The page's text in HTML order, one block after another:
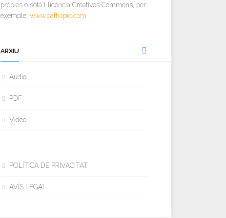
pròpies o sota Llicència Creatives Commons, per
exemple: www.cathopic.com
ARXIU
Audio
PDF
Video
POLÍTICA DE PRIVACITAT
AVÍS LEGAL